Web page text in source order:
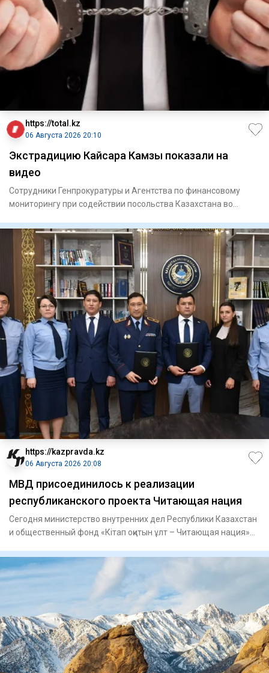
https://total.kz
06 Августа 2026 20:10
Экстрадицию Кайсара Камзы показали на
видео
Сотрудники Генпрокуратуры и Агентства по финансовому
мониторингу при содействии посольства Казахстана во
https://kazpravda.kz
06 Августа 2026 20:08
МВД присоединилось к реализации
республиканского проекта Читающая нация
Сегодня министерство внутренних дел Республики Казахстан
и общественный фонд «Кітап оқитын ұлт – Читающая нация»